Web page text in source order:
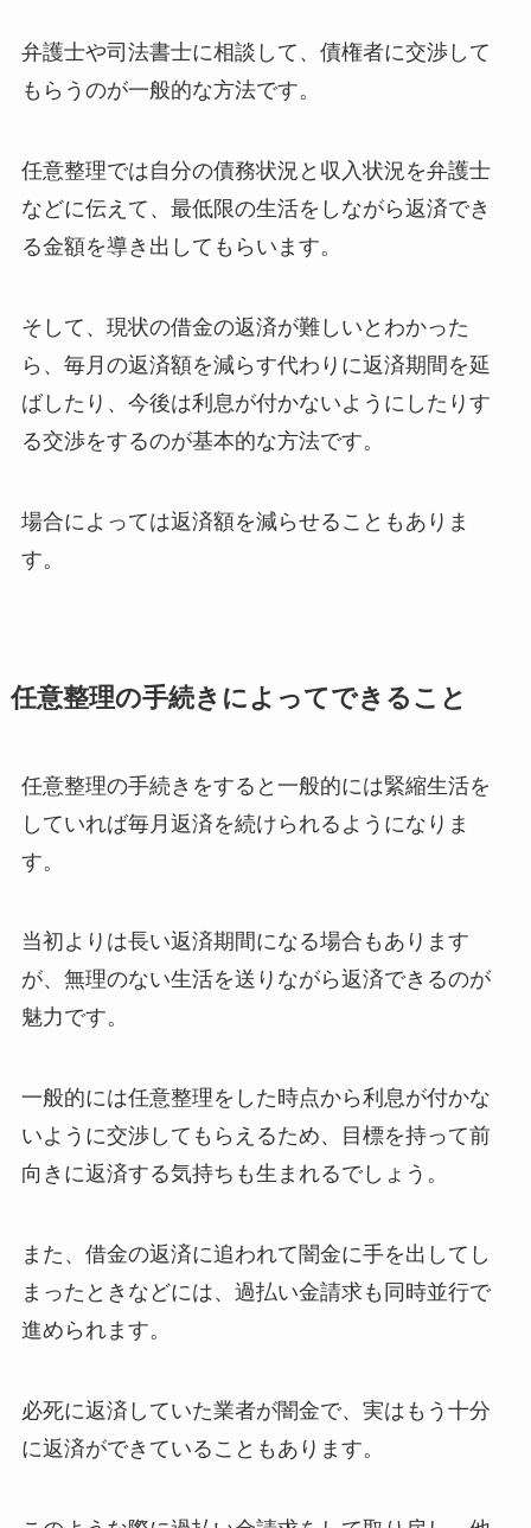
弁護士や司法書士に相談して、債権者に交渉して
もらうのが一般的な方法です。
任意整理では自分の債務状況と収入状況を弁護士
などに伝えて、最低限の生活をしながら返済でき
る金額を導き出してもらいます。
そして、現状の借金の返済が難しいとわかった
ら、毎月の返済額を減らす代わりに返済期間を延
ばしたり、今後は利息が付かないようにしたりす
る交渉をするのが基本的な方法です。
場合によっては返済額を減らせることもありま
す。
任意整理の手続きによってできること
任意整理の手続きをすると一般的には緊縮生活を
していれば毎月返済を続けられるようになりま
す。
当初よりは長い返済期間になる場合もあります
が、無理のない生活を送りながら返済できるのが
魅力です。
一般的には任意整理をした時点から利息が付かな
いように交渉してもらえるため、目標を持って前
向きに返済する気持ちも生まれるでしょう。
また、借金の返済に追われて闇金に手を出してし
まったときなどには、過払い金請求も同時並行で
進められます。
必死に返済していた業者が闇金で、実はもう十分
に返済ができていることもあります。